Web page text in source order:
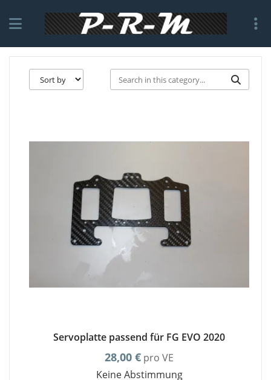
Servoplatte passend für FG EVO 2020
28,00 € pro VE
Keine Abstimmung